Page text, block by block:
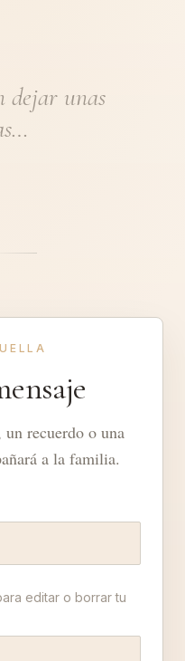
dejar unas
un recuerdo o una
a la familia.
editar o borrar tu